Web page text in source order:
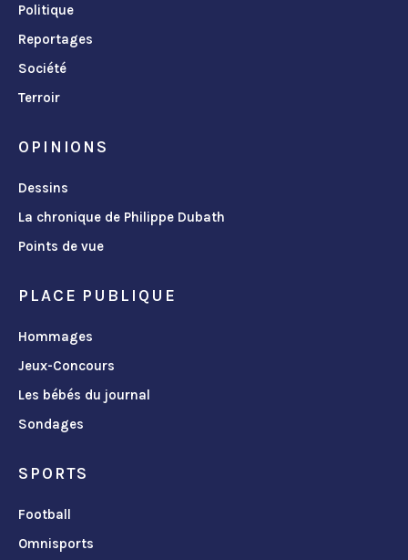
Politique
Reportages
Société
Terroir
OPINIONS
Dessins
La chronique de Philippe Dubath
Points de vue
PLACE PUBLIQUE
Hommages
Jeux-Concours
Les bébés du journal
Sondages
SPORTS
Football
Omnisports